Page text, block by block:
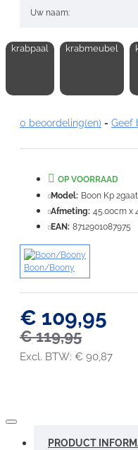
Uw naam:
Opmerking:
Note:HTML-code
Slecht
VERDER
krabpaal krabmeubel
0 beoordeling(en) - Geef
€ 109,95
€ 119,95
Excl. BTW: € 90,87
OP VOORRAAD
Model: Boon Kp
Afmeting: 45.00cm x
EAN: 8712901087975
Boon/Boony
PRODUCT